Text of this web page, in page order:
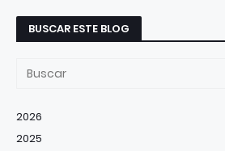
BUSCAR ESTE BLOG
2026
2025